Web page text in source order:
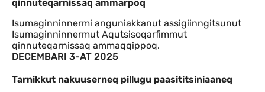
qinnuteqarnissaq ammarpoq
Isumaginninnermi anguniakkanut assigiinngitsunut
Isumaginninnermut Aqutsisoqarfimmut
qinnuteqarnissaq ammaqqippoq.
DECEMBARI 3-AT 2025
Tarnikkut nakuuserneq pillugu paasititsiniaaneq